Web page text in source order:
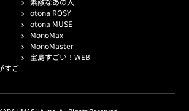
otona ROSY
otona MUSE
MonoMax
MonoMaster
宝島すごい！WEB
すご